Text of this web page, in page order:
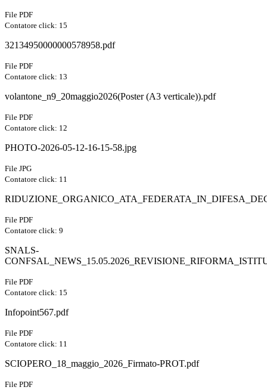
File PDF
Contatore click: 15
32134950000000578958.pdf
File PDF
Contatore click: 13
volantone_n9_20maggio2026(Poster (A3 verticale)).pdf
File PDF
Contatore click: 12
PHOTO-2026-05-12-16-15-58.jpg
File JPG
Contatore click: 11
File PDF
Contatore click: 9
SNALS-
File PDF
Contatore click: 15
Infopoint567.pdf
File PDF
Contatore click: 11
SCIOPERO_18_maggio_2026_Firmato-PROT.pdf
File PDF